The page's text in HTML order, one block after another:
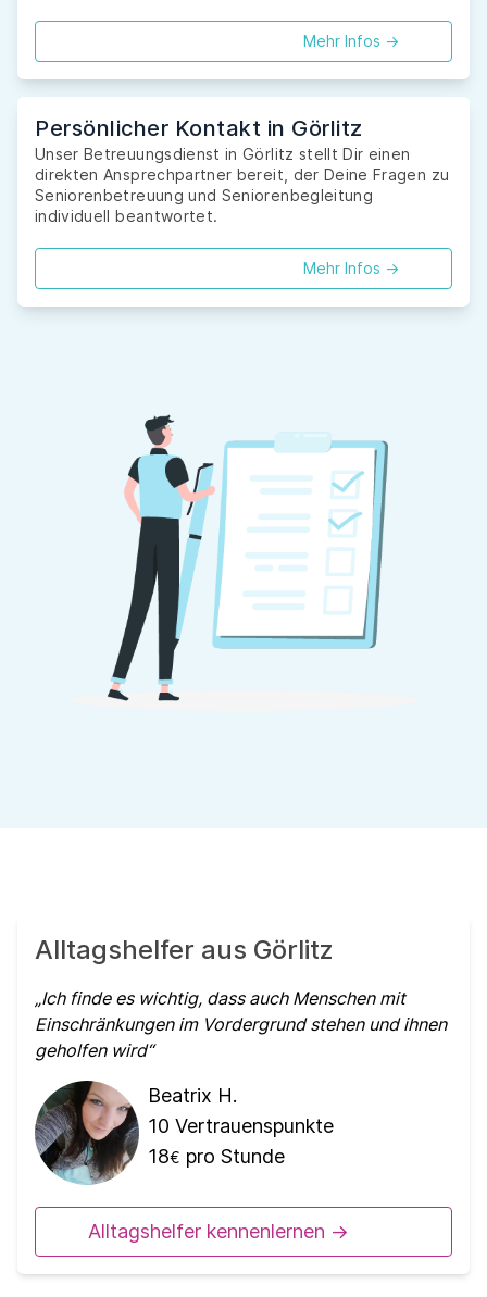
Mehr Infos ->
Persönlicher Kontakt in Görlitz
Unser Betreuungsdienst in Görlitz stellt Dir einen
direkten Ansprechpartner bereit, der Deine Fragen zu
Seniorenbetreuung und Seniorenbegleitung
individuell beantwortet.
Mehr Infos ->
Alltagshelfer aus Görlitz
Ich finde es wichtig, dass auch Menschen mit
Einschränkungen im Vordergrund stehen und ihnen
geholfen wird
Beatrix H.
10 Vertrauenspunkte
18€ pro Stunde
Alltagshelfer kennenlernen ->